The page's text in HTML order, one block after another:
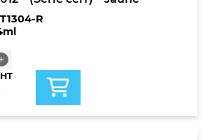
T1304-R
HT